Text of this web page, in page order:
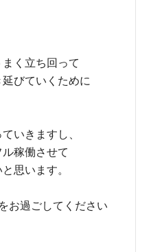
く立ち回って
びていくために
いきますし、
稼働させて
思います。
お過ごしてください